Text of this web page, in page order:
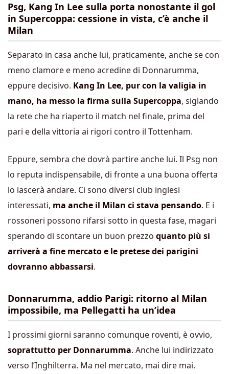
Psg, Kang In Lee sulla porta nonostante il gol
in Supercoppa: cessione in vista, c’è anche il
Milan
Separato in casa anche lui, praticamente, anche se con
meno clamore e meno acredine di Donnarumma,
eppure decisivo. Kang In Lee, pur con la valigia in
mano, ha messo la firma sulla Supercoppa, siglando
la rete che ha riaperto il match nel finale, prima del
pari e della vittoria ai rigori contro il Tottenham.
Eppure, sembra che dovrà partire anche lui. Il Psg non
lo reputa indispensabile, di fronte a una buona offerta
lo lascerà andare. Ci sono diversi club inglesi
interessati, ma anche il Milan ci stava pensando. E i
rossoneri possono rifarsi sotto in questa fase, magari
sperando di scontare un buon prezzo quanto più si
arriverà a fine mercato e le pretese dei parigini
dovranno abbassarsi.
Donnarumma, addio Parigi: ritorno al Milan
impossibile, ma Pellegatti ha un’idea
I prossimi giorni saranno comunque roventi, è ovvio,
soprattutto per Donnarumma. Anche lui indirizzato
verso l’Inghilterra. Ma nel mercato, mai dire mai.